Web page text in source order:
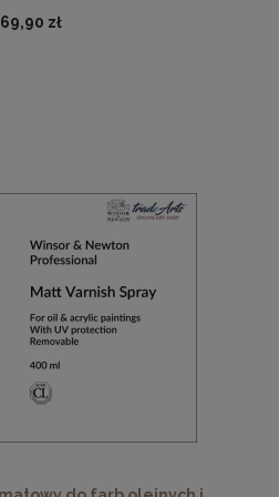
69,90 zł